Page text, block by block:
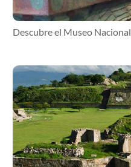
Descubre el Museo